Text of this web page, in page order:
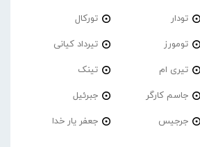
تودار تورکال
تومورز تیرداد کیانی
تیری ام تینک
جاسم کارگر جبرئیل
جرجیس جعفر یار خدا